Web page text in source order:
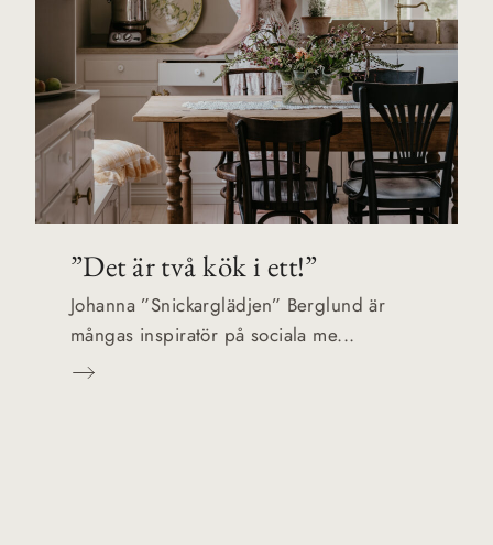
”Det är två kök i ett!”
Johanna ”Snickarglädjen” Berglund är
mångas inspiratör på sociala me...